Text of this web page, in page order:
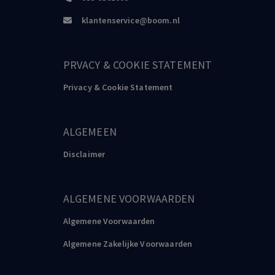
Meersbergen, van,Doppegieter
Medisch Contact, 4, 2005
Berg, van den,Geest, van der
Zeeuwse patiënt kan nu beeldbellen met Tilburg
klantenservice@boom.nl
PRVACY & COOKIE STATEMENT
Privacy & Cookie Statement
ALGEMEEN
Disclaimer
ALGEMENE VOORWAARDEN
Algemene Voorwaarden
Algemene Zakelijke Voorwaarden